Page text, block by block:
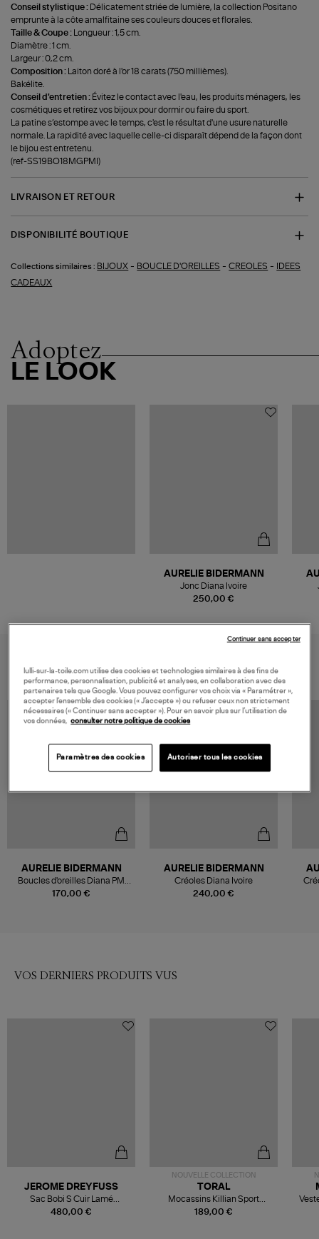
Conseil stylistique : Délicatement striée de lumière, la collection Positano
emprunte à la côte amalfitaine ses couleurs douces et florales.
Taille & Coupe :
Longueur : 1,5 cm.
Diamètre : 1 cm.
Largeur : 0,2 cm.
Composition :
Laiton doré à l'or 18 carats (750 millièmes).
Bakélite.
Conseil d'entretien : Évitez le contact avec l'eau, les produits ménagers, les
cosmétiques et retirez vos bijoux pour dormir ou faire du sport.
La patine s’estompe avec le temps, c'est le résultat d'une usure naturelle
normale. La rapidité avec laquelle celle-ci disparaît dépend de la façon dont
le bijou est entretenu.
(ref-SS19BO18MGPMI)
LIVRAISON ET RETOUR
DISPONIBILITÉ BOUTIQUE
Collections similaires : BIJOUX - BOUCLE D'OREILLES -CREOLES -
IDEES
CADEAUX
Adoptez
LE LOOK
250,00 €
AURELIE BIDERMANN
Jonc Diana Ivoire
170,00 €
AURELIE BIDERMANN
Boucles d'oreilles Diana PM
Ivoire
240,00 €
AURELIE BIDERMANN
Créoles Diana Ivoire
VOS DERNIERS PRODUITS VUS
480,00 €
JEROME DREYFUSS
Sac Bobi S Cuir Lamé
Champagne
NOUVELLE COLLECTION
189,00 €
TORAL
Mocassins Killian Sport
Mousse
lulli-sur-la-toile.com utilise des cookies et technologies similaires à des fins de
performance, personnalisation, publicité et analyses, en collaboration avec des
partenaires tels que Google. Vous pouvez configurer vos choix via « Paramétrer »,
accepter l’ensemble des cookies (« J’accepte ») ou refuser ceux non strictement
nécessaires (« Continuer sans accepter »). Pour en savoir plus sur l’utilisation de
vos données, consulter notre politique de cookies
Paramètres des cookies Autoriser tous les cookies
Continuer sans accepter